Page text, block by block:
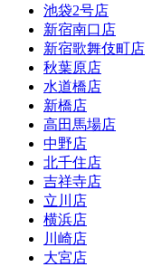
池袋2号店
新宿南口店
新宿歌舞伎町店
秋葉原店
水道橋店
新橋店
高田馬場店
中野店
北千住店
吉祥寺店
立川店
横浜店
川崎店
大宮店